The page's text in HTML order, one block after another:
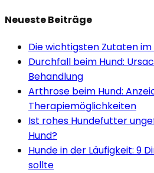
Neueste Beiträge
Die wichtigsten Zutaten
Durchfall beim Hund:
Behandlung
Arthrose beim Hund:
Therapiemöglichkeiten
Ist rohes Hundefutter
Hund?
Hunde in der Läufigkeit: 9
sollte